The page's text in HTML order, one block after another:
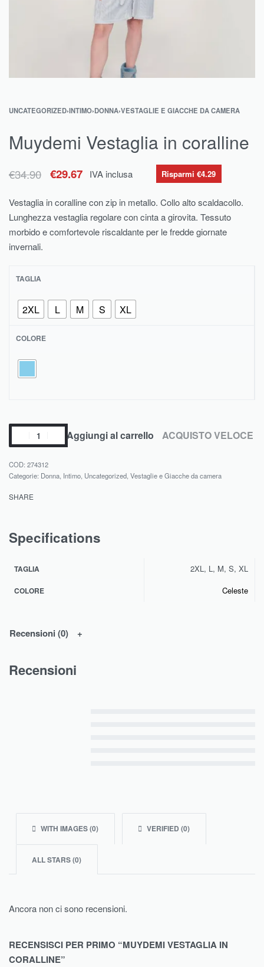
UNCATEGORIZED›INTIMO›DONNA›VESTAGLIE E GIACCHE DA CAMERA
Muydemi Vestaglia in coralline
€34.90 €29.67 IVA inclusa Risparmi €4.29
Vestaglia in coralline con zip in metallo. Collo alto scaldacollo.
Lunghezza vestaglia regolare con cinta a girovita. Tessuto
morbido e comfortevole riscaldante per le fredde giornate
invernali.
TAGLIA
2XL L M S XL
COLORE
Aggiungi al carrello ACQUISTO VELOCE
274312
Categorie: Donna, Intimo, Uncategorized, Vestaglie e Giacche da camera
SHARE
Specifications
TAGLIA 2XL, L, M, S, XL
COLORE Celeste
Recensioni (0)
Recensioni
WITH IMAGES (0) VERIFIED (0)
ALL STARS (0)
Ancora non ci sono recensioni.
RECENSISCI PER PRIMO “MUYDEMI VESTAGLIA IN
CORALLINE”